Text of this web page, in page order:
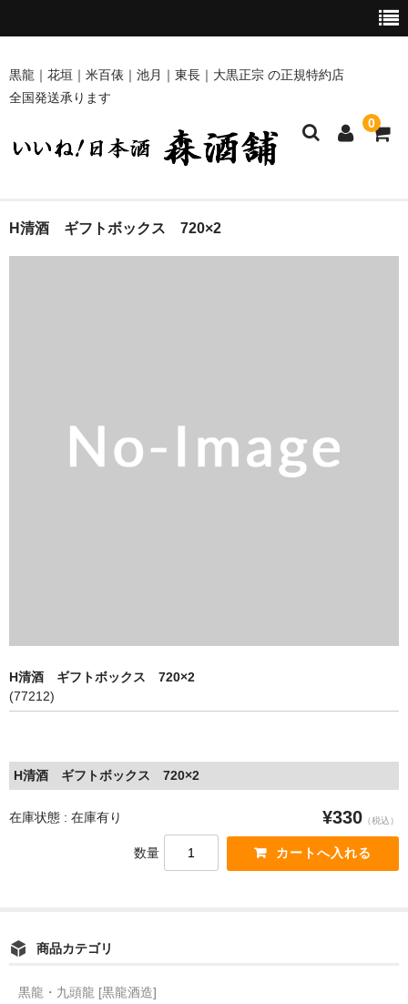
黒龍｜花垣｜米百俵｜池月｜東長｜大黒正宗 の正規特約店
全国発送承ります
0
ホーム
東長 [瀬頭酒造]
らいすわいん
ワイン
酒ぼんぼん
黒龍酒造 [黒龍・九頭龍]
南部酒造場 [花垣]
H清酒 ギフトボックス 720×2
H清酒 ギフトボックス 720×2
(77212)
H清酒 ギフトボックス 720×2
在庫状態 : 在庫有り ¥330 （税込）
数量
商品カテゴリ
黒龍・九頭龍 [黒龍酒造]